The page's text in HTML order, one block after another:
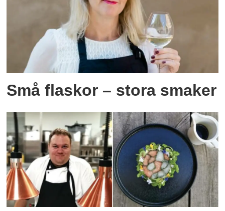
Små flaskor – stora smaker